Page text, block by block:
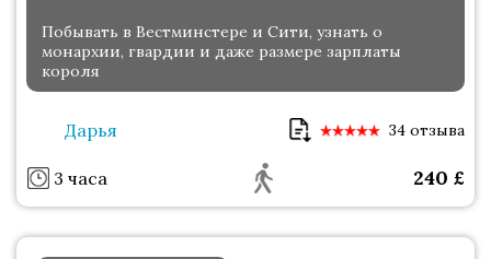
Побывать в Вестминстере и Сити, узнать о
монархии, гвардии и даже размере зарплаты
короля
Дарья 34 отзыва
3 часа 240 £